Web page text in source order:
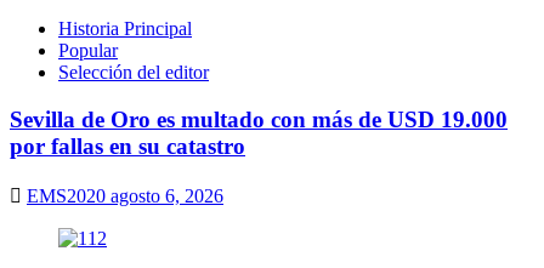
Historia Principal
Popular
Selección del editor
Sevilla de Oro es multado con más de USD 19.000
por fallas en su catastro
EMS2020 agosto 6, 2026